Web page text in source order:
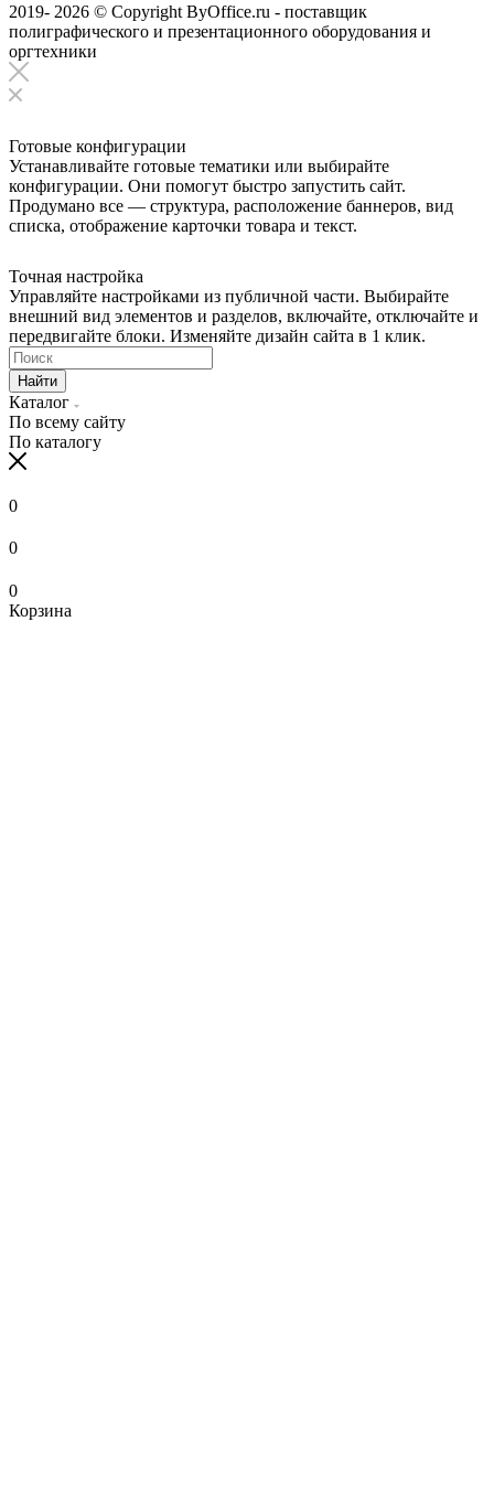
2019- 2026 © Copyright ByOffice.ru - поставщик
полиграфического и презентационного оборудования и
оргтехники
Готовые конфигурации
Устанавливайте готовые тематики или выбирайте
конфигурации. Они помогут быстро запустить сайт.
Продумано все — структура, расположение баннеров, вид
списка, отображение карточки товара и текст.
Точная настройка
Управляйте настройками из публичной части. Выбирайте
внешний вид элементов и разделов, включайте, отключайте и
передвигайте блоки. Изменяйте дизайн сайта в 1 клик.
Найти
Каталог
По всему сайту
По каталогу
0
0
0
Корзина